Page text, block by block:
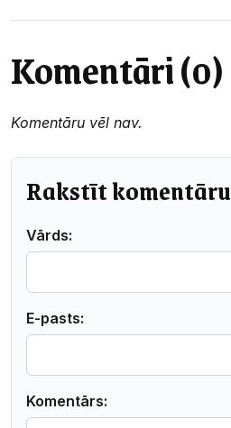
Komentāri (0)
Komentāru vēl nav.
Rakstīt komentāru
Vārds:
E-pasts:
Komentārs: